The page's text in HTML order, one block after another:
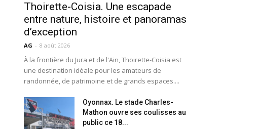
Thoirette-Coisia. Une escapade
entre nature, histoire et panoramas
d’exception
AG - 8 août 2026
À la frontière du Jura et de l'Ain, Thoirette-Coisia est
une destination idéale pour les amateurs de
randonnée, de patrimoine et de grands espaces....
Oyonnax. Le stade Charles-
Mathon ouvre ses coulisses au
public ce 18...